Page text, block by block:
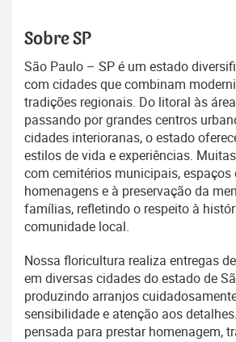
Sobre SP
São Paulo – SP é um estado
com cidades que combinam
tradições regionais. Do litoral às
passando por grandes centros
cidades interioranas, o estado
estilos de vida e experiências.
com cemitérios municipais, espaços
homenagens e à preservação da
famílias, refletindo o respeito à
comunidade local.
Nossa floricultura realiza entregas
em diversas cidades do estado de
produzindo arranjos
sensibilidade e atenção aos
pensada para prestar homenagem,